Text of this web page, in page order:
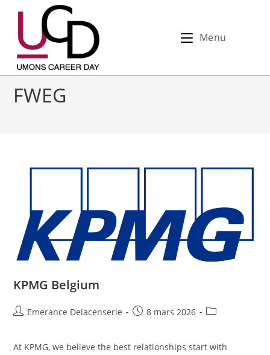
Menu
FWEG
KPMG Belgium
Emerance Delacenserie 8 mars 2026
At KPMG, we believe the best relationships start with